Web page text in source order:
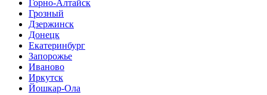
Горно-Алтайск
Грозный
Дзержинск
Донецк
Екатеринбург
Запорожье
Иваново
Иркутск
Йошкар-Ола